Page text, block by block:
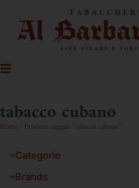
tabacco cubano
Home / Prodotti taggati “tabacco cubano”
Categorie
Brands